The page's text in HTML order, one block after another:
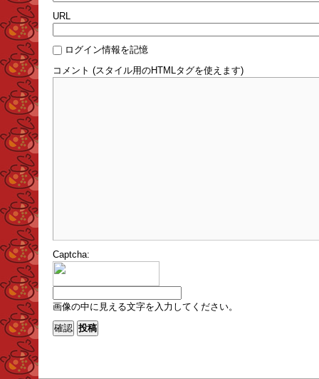
URL
ログイン情報を記憶
コメント (スタイル用のHTMLタグを使えます)
Captcha:
画像の中に見える文字を入力してください。